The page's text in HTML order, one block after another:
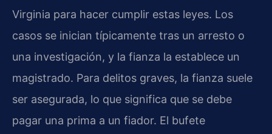
Virginia para hacer cumplir estas leyes. Los
casos se inician típicamente tras un arresto o
una investigación, y la fianza la establece un
magistrado. Para delitos graves, la fianza suele
ser asegurada, lo que significa que se debe
pagar una prima a un fiador. El bufete